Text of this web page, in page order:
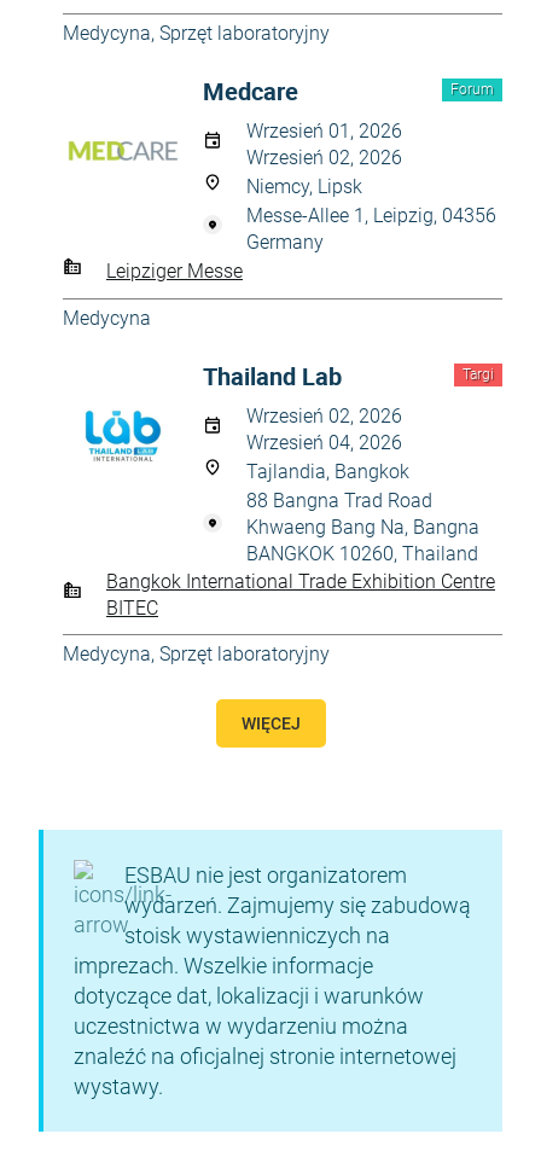
Medycyna, Sprzęt laboratoryjny
Forum
Medcare
Wrzesień 01, 2026
Wrzesień 02, 2026
Niemcy, Lipsk
Messe-Allee 1, Leipzig, 04356
Germany
Leipziger Messe
Medycyna
Targi
Thailand Lab
Wrzesień 02, 2026
Wrzesień 04, 2026
Tajlandia, Bangkok
88 Bangna Trad Road
Khwaeng Bang Na, Bangna
BANGKOK 10260, Thailand
Bangkok International Trade Exhibition Centre
BITEC
Medycyna, Sprzęt laboratoryjny
WIĘCEJ
ESBAU nie jest organizatorem
wydarzeń. Zajmujemy się zabudową
stoisk wystawienniczych na
imprezach. Wszelkie informacje
dotyczące dat, lokalizacji i warunków
uczestnictwa w wydarzeniu można
znaleźć na oficjalnej stronie internetowej
wystawy.